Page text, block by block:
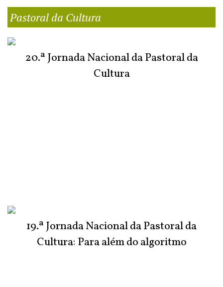
Pastoral da Cultura
20.ª Jornada Nacional da Pastoral da
Cultura
19.ª Jornada Nacional da Pastoral da
Cultura: Para além do algoritmo